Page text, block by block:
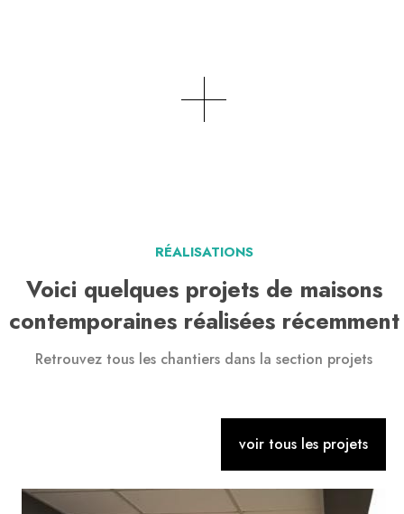
RÉALISATIONS
Voici quelques projets de maisons
contemporaines réalisées récemment
Retrouvez tous les chantiers dans la section projets
voir tous les projets